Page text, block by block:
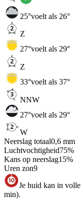
25°voelt als 26°
Z
27°voelt als 29°
Z
33°voelt als 37°
NNW
27°voelt als 29°
W
Neerslag totaal0,6 mm
Luchtvochtigheid75%
Kans op neerslag15%
Uren zon9
Je huid kan in
min).